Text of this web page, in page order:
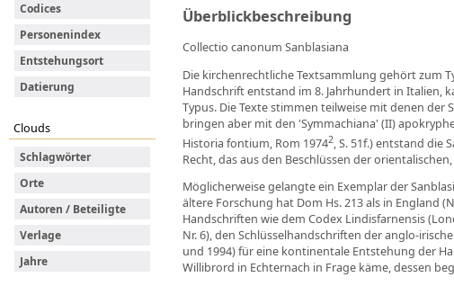
Codices
Personenindex
Entstehungsort
Datierung
Clouds
Schlagwörter
Orte
Autoren / Beteiligte
Verlage
Jahre
Überblickbeschreibung
Collectio canonum Sanblasiana
Die kirchenrechtliche Textsammlung gehört zum
Handschrift entstand im 8. Jahrhundert in Italien,
Typus. Die Texte stimmen teilweise mit denen der
bringen aber mit den 'Symmachiana' (II)
Historia fontium, Rom 19742, S. 51f.) entstand die
Recht, das aus den Beschlüssen der
Möglicherweise gelangte ein Exemplar der
ältere Forschung hat Dom Hs. 213 als in
Handschriften wie dem Codex Lindisfarnensis
Nr. 6), den Schlüsselhandschriften der anglo-
und 1994) für eine kontinentale Entstehung der
Willibrord in Echternach in Frage käme, dessen